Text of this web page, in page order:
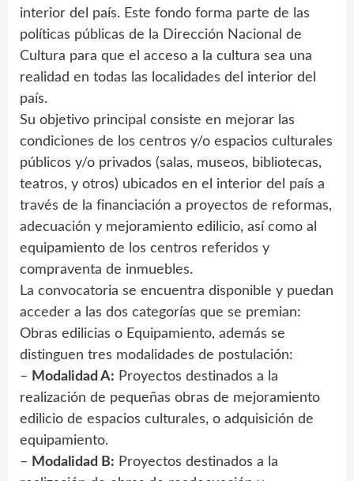
interior del país. Este fondo forma parte de las
políticas públicas de la Dirección Nacional de
Cultura para que el acceso a la cultura sea una
realidad en todas las localidades del interior del
país.
Su objetivo principal consiste en mejorar las
condiciones de los centros y/o espacios culturales
públicos y/o privados (salas, museos, bibliotecas,
teatros, y otros) ubicados en el interior del país a
través de la financiación a proyectos de reformas,
adecuación y mejoramiento edilicio, así como al
equipamiento de los centros referidos y
compraventa de inmuebles.
La convocatoria se encuentra disponible y puedan
acceder a las dos categorías que se premian:
Obras edilicias o Equipamiento, además se
distinguen tres modalidades de postulación:
– Modalidad A: Proyectos destinados a la
realización de pequeñas obras de mejoramiento
edilicio de espacios culturales, o adquisición de
equipamiento.
– Modalidad B: Proyectos destinados a la